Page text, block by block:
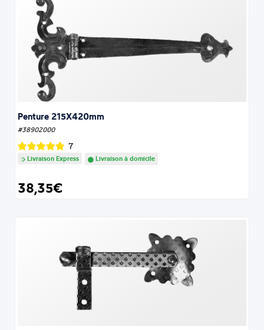
Penture 215X420mm
#38902000
7
Livraison Express Livraison à domicile
38,35€